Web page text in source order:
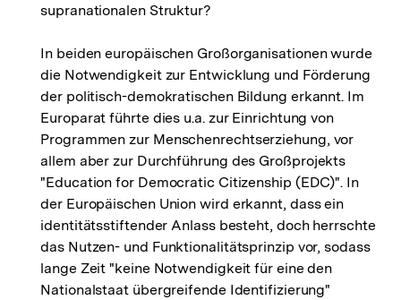
supranationalen Struktur?
In beiden europäischen Großorganisationen wurde
die Notwendigkeit zur Entwicklung und Förderung
der politisch-demokratischen Bildung erkannt. Im
Europarat führte dies u.a. zur Einrichtung von
Programmen zur Menschenrechtserziehung, vor
allem aber zur Durchführung des Großprojekts
"Education for Democratic Citizenship (EDC)". In
der Europäischen Union wird erkannt, dass ein
identitätsstiftender Anlass besteht, doch herrschte
das Nutzen- und Funktionalitätsprinzip vor, sodass
lange Zeit "keine Notwendigkeit für eine den
Nationalstaat übergreifende Identifizierung"